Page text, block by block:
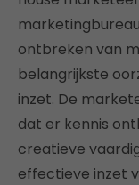
ontbreken van
belangrijkste
inzet. De
dat er kennis
creatieve
effectieve inzet